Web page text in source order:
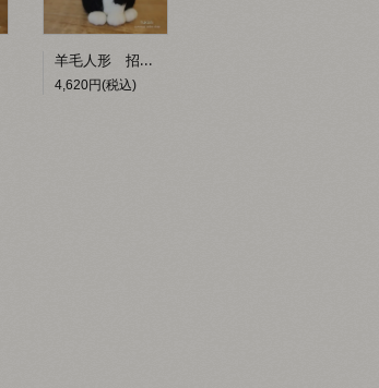
羊毛人形 招き柴犬（黒柴）【Yukiahi】
4,620円(税込)